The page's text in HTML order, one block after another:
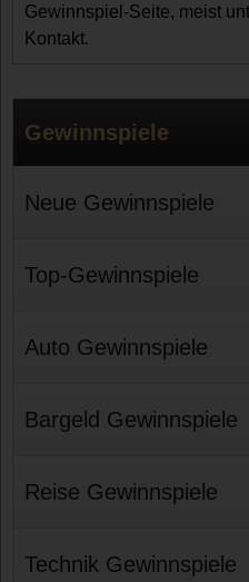
Gewinnspiel-Seite, meist
Kontakt.
Gewinnspiele
Neue Gewinnspiele
Top-Gewinnspiele
Auto Gewinnspiele
Bargeld Gewinnspiele
Reise Gewinnspiele
Technik Gewinnspiele